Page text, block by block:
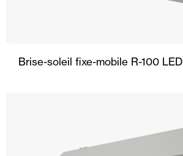
Brise-soleil fixe-mobile R-100 LED